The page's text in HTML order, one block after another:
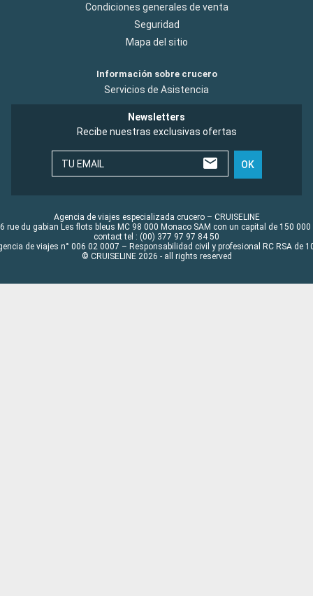
Condiciones generales de venta
Seguridad
Mapa del sitio
Información sobre crucero
Servicios de Asistencia
Newsletters
Recibe nuestras exclusivas ofertas
TU EMAIL OK
Agencia de viajes especializada crucero – CRUISELINE
rue du gabian Les flots bleus MC 98 000 Monaco SAM con un capital de 150 000
contact tel : (00) 377 97 97 84 50
de viajes n° 006 02 0007 – Responsabilidad civil y profesional RC RSA de
© CRUISELINE 2026 - all rights reserved